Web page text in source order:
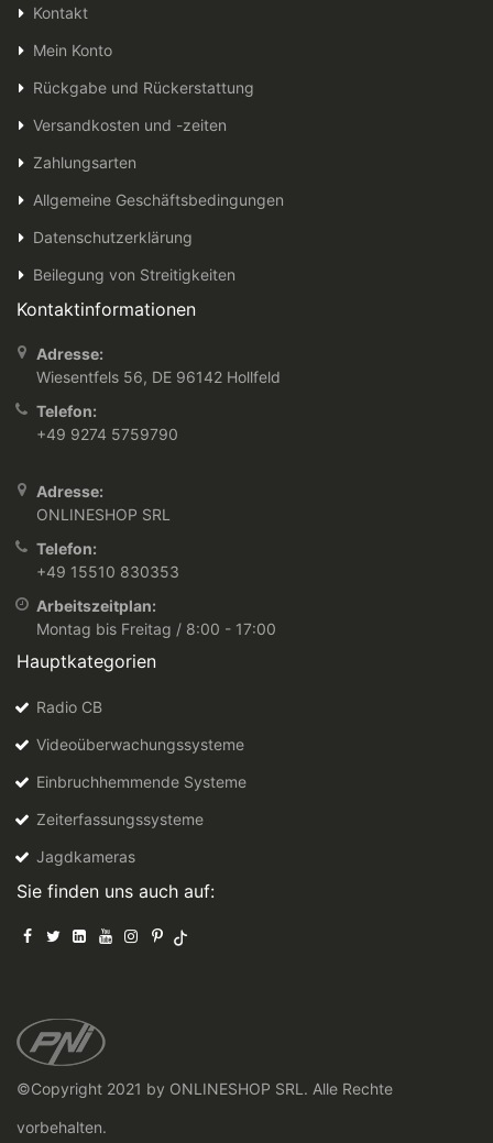
Kontakt
Mein Konto
Rückgabe und Rückerstattung
Versandkosten und -zeiten
Zahlungsarten
Allgemeine Geschäftsbedingungen
Datenschutzerklärung
Beilegung von Streitigkeiten
Kontaktinformationen
Adresse:
Wiesentfels 56, DE 96142 Hollfeld
Telefon:
+49 9274 5759790
Adresse:
ONLINESHOP SRL
Telefon:
+49 15510 830353
Arbeitszeitplan:
Montag bis Freitag / 8:00 - 17:00
Hauptkategorien
Radio CB
Videoüberwachungssysteme
Einbruchhemmende Systeme
Zeiterfassungssysteme
Jagdkameras
Sie finden uns auch auf:
©Copyright 2021 by ONLINESHOP SRL. Alle Rechte
vorbehalten.